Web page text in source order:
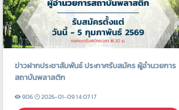
ข่าวฝากประชาสัมพันธ์ ประกาศรับสมัคร ผู้อำนวยการ
สถาบันพลาสติก
906 2026-01-09 14:07:17